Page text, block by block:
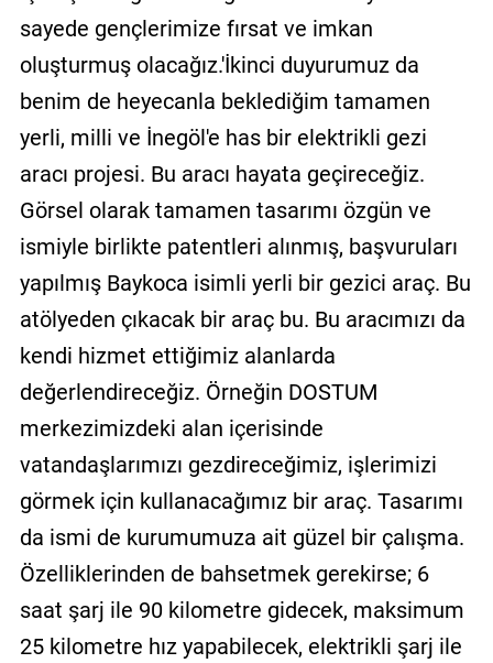
sayede gençlerimize fırsat ve imkan
oluşturmuş olacağız.'İkinci duyurumuz da
benim de heyecanla beklediğim tamamen
yerli, milli ve İnegöl'e has bir elektrikli gezi
aracı projesi. Bu aracı hayata geçireceğiz.
Görsel olarak tamamen tasarımı özgün ve
ismiyle birlikte patentleri alınmış, başvuruları
yapılmış Baykoca isimli yerli bir gezici araç. Bu
atölyeden çıkacak bir araç bu. Bu aracımızı da
kendi hizmet ettiğimiz alanlarda
değerlendireceğiz. Örneğin DOSTUM
merkezimizdeki alan içerisinde
vatandaşlarımızı gezdireceğimiz, işlerimizi
görmek için kullanacağımız bir araç. Tasarımı
da ismi de kurumumuza ait güzel bir çalışma.
Özelliklerinden de bahsetmek gerekirse; 6
saat şarj ile 90 kilometre gidecek, maksimum
25 kilometre hız yapabilecek, elektrikli şarj ile